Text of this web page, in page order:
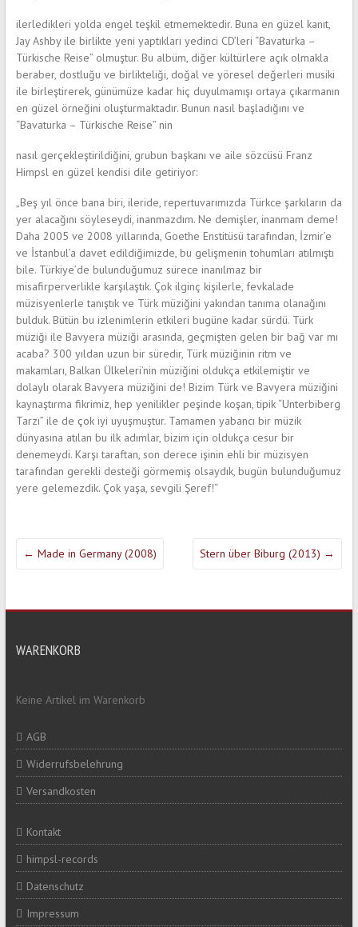
ilerledikleri yolda engel teşkil etmemektedir. Buna en güzel kanıt,
Jay Ashby ile birlikte yeni yaptıkları yedinci CD’leri “Bavaturka –
Türkische Reise” olmuştur. Bu albüm, diğer kültürlere açık olmakla
beraber, dostluğu ve birlikteliği, doğal ve yöresel değerleri musiki
ile birleştirerek, günümüze kadar hiç duyulmamışı ortaya çıkarmanın
en güzel örneğini oluşturmaktadır. Bunun nasıl başladığını ve
“Bavaturka – Türkische Reise” nin
nasıl gerçekleştirildiğini, grubun başkanı ve aile sözcüsü Franz
Himpsl en güzel kendisi dile getiriyor:
„Beş yıl önce bana biri, ileride, repertuvarımızda Türkce şarkıların da
yer alacağını söyleseydi, inanmazdım. Ne demişler, inanmam deme!
Daha 2005 ve 2008 yıllarında, Goethe Enstitüsü tarafından, İzmir’e
ve İstanbul’a davet edildiğimizde, bu gelişmenin tohumları atılmıştı
bile. Türkiye’de bulunduğumuz sürece inanılmaz bir
misafirperverlikle karşılaştık. Çok ilginç kişilerle, fevkalade
müzisyenlerle tanıştık ve Türk müziğini yakından tanıma olanağını
bulduk. Bütün bu izlenimlerin etkileri bugüne kadar sürdü. Türk
müziği ile Bavyera müziği arasında, geçmişten gelen bir bağ var mı
acaba? 300 yıldan uzun bir süredir, Türk müziğinin ritm ve
makamları, Balkan Ülkeleri’nin müziğini oldukça etkilemiştir ve
dolaylı olarak Bavyera müziğini de! Bizim Türk ve Bavyera müziğini
kaynaştırma fikrimiz, hep yenilikler peşinde koşan, tipik “Unterbiberg
Tarzı” ile de çok iyi uyuşmuştur. Tamamen yabancı bir müzik
dünyasına atılan bu ilk adımlar, bizim için oldukça cesur bir
denemeydi. Karşı taraftan, son derece işinin ehli bir müzisyen
tarafından gerekli desteği görmemiş olsaydık, bugün bulunduğumuz
yere gelemezdik. Çok yaşa, sevgili Şeref!“
← Made in Germany (2008) Stern über Biburg (2013) →
WARENKORB
Keine Artikel im Warenkorb
AGB
Widerrufsbelehrung
Versandkosten
Kontakt
himpsl-records
Datenschutz
Impressum